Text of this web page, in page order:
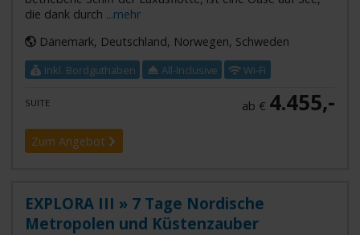
die dank durch ...mehr
Dänemark, Deutschland, Norwegen, Schweden
Inkl. Bordguthaben All-Inclusive Wi-Fi
SUITE ab € 4.455,-
Zum Angebot
EXPLORA III » 7 Tage Nordische
Metropolen und Küstenzauber